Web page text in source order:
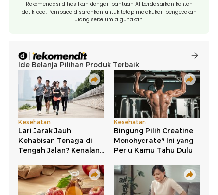
Rekomendasi dihasilkan dengan bantuan AI berdasarkan konten
detikFood. Pembaca disarankan untuk tetap melakukan pengecekan
ulang sebelum digunakan.